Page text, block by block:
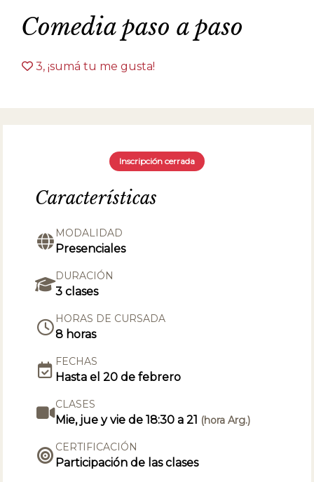
Comedia paso a paso
3, ¡sumá tu me gusta!
Inscripción cerrada
Características
MODALIDAD
Presenciales
DURACIÓN
3 clases
HORAS DE CURSADA
8 horas
FECHAS
Hasta el 20 de febrero
CLASES
Mie, jue y vie de 18:30 a 21 (hora Arg.)
CERTIFICACIÓN
Participación de las clases